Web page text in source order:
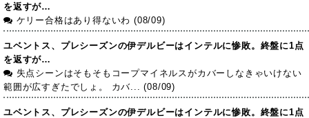
を返すが…
ケリー合格はあり得ないわ (08/09)
ユベントス、プレシーズンの伊デルビーはインテルに惨敗。終盤に1点
を返すが…
失点シーンはそもそもコープマイネルスがカバーしなきゃいけない
範囲が広すぎたでしょ。 カバ... (08/09)
ユベントス、プレシーズンの伊デルビーはインテルに惨敗。終盤に1点